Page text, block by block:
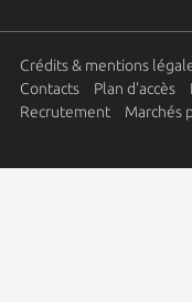
Crédits & mentions
Contacts
Plan d'accès
Recrutement
Marchés